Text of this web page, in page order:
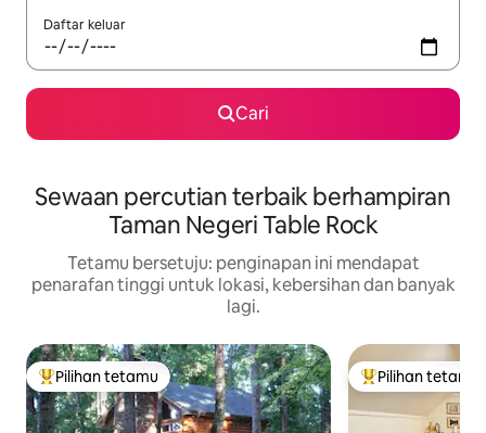
Daftar keluar
Cari
Sewaan percutian terbaik berhampiran
Taman Negeri Table Rock
Tetamu bersetuju: penginapan ini mendapat
penarafan tinggi untuk lokasi, kebersihan dan banyak
lagi.
Pilihan utama tetamu
Pilihan tetamu Pilihan utama
Pilihan tetamu